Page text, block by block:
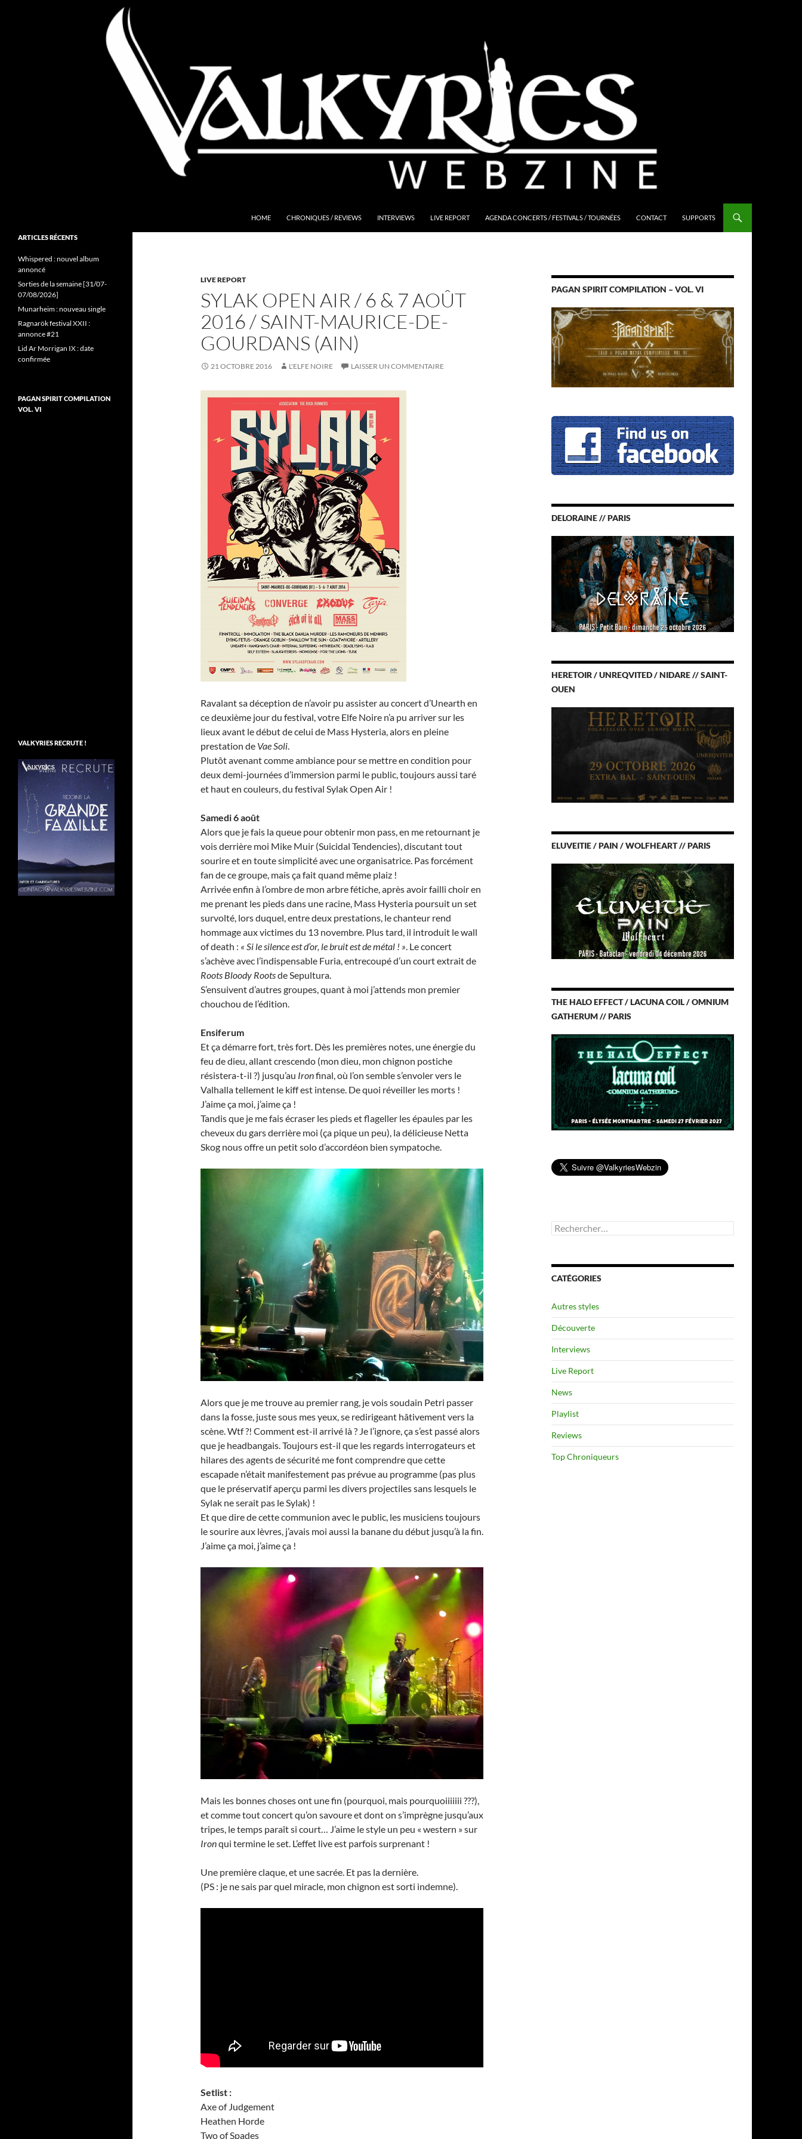
HOME CHRONIQUES / REVIEWS INTERVIEWS LIVE REPORT AGENDA CONCERTS / FESTIVALS / TOURNÉES CONTACT SUPPORTS
LIVE REPORT
SYLAK OPEN AIR / 6 & 7 AOÛT
2016 / SAINT-MAURICE-DE-
GOURDANS (AIN)
21 OCTOBRE 2016 L'ELFE NOIRE LAISSER UN COMMENTAIRE
Ravalant sa déception de n’avoir pu assister au concert d’Unearth en
ce deuxième jour du festival, votre Elfe Noire n’a pu arriver sur les
lieux avant le début de celui de Mass Hysteria, alors en pleine
prestation de Vae Soli.
Plutôt avenant comme ambiance pour se mettre en condition pour
deux demi-journées d’immersion parmi le public, toujours aussi taré
et haut en couleurs, du festival Sylak Open Air !
Samedi 6 août
Alors que je fais la queue pour obtenir mon pass, en me retournant je
vois derrière moi Mike Muir (Suicidal Tendencies), discutant tout
sourire et en toute simplicité avec une organisatrice. Pas forcément
fan de ce groupe, mais ça fait quand même plaiz !
Arrivée enfin à l’ombre de mon arbre fétiche, après avoir failli choir en
me prenant les pieds dans une racine, Mass Hysteria poursuit un set
survolté, lors duquel, entre deux prestations, le chanteur rend
hommage aux victimes du 13 novembre. Plus tard, il introduit le wall
of death : « Si le silence est d’or, le bruit est de métal ! ». Le concert
s’achève avec l’indispensable Furia, entrecoupé d’un court extrait de
Roots Bloody Rootsde Sepultura.
S’ensuivent d’autres groupes, quant à moi j’attends mon premier
chouchou de l’édition.
Ensiferum
Et ça démarre fort, très fort. Dès les premières notes, une énergie du
feu de dieu, allant crescendo (mon dieu, mon chignon postiche
résistera-t-il ?) jusqu’au Ironfinal, où l’on semble s’envoler vers le
Valhalla tellement le kiff est intense. De quoi réveiller les morts !
J’aime ça moi, j’aime ça !
Tandis que je me fais écraser les pieds et flageller les épaules par les
cheveux du gars derrière moi (ça pique un peu), la délicieuse Netta
Skog nous offre un petit solo d’accordéon bien sympatoche.
Alors que je me trouve au premier rang, je vois soudain Petri passer
dans la fosse, juste sous mes yeux, se redirigeant hâtivement vers la
scène. Wtf ?! Comment est-il arrivé là ? Je l’ignore, ça s’est passé alors
que je headbangais. Toujours est-il que les regards interrogateurs et
hilares des agents de sécurité me font comprendre que cette
escapade n’était manifestement pas prévue au programme (pas plus
que le préservatif aperçu parmi les divers projectiles sans lesquels le
Sylak ne serait pas le Sylak) !
Et que dire de cette communion avec le public, les musiciens toujours
le sourire aux lèvres, j’avais moi aussi la banane du début jusqu’à la fin.
J’aime ça moi, j’aime ça !
Mais les bonnes choses ont une fin (pourquoi, mais pourquoiiiiiii ???),
et comme tout concert qu’on savoure et dont on s’imprègne jusqu’aux
tripes, le temps paraît si court… J’aime le style un peu « western » sur
Ironqui termine le set. L’effet live est parfois surprenant !
Une première claque, et une sacrée. Et pas la dernière.
(PS : je ne sais par quel miracle, mon chignon est sorti indemne).
Setlist :
Axe of Judgement
Heathen Horde
Two of Spades
PAGAN SPIRIT COMPILATION – VOL. VI
DELORAINE // PARIS
HERETOIR / UNREQVITED / NIDARE // SAINT-
OUEN
ELUVEITIE / PAIN / WOLFHEART // PARIS
THE HALO EFFECT / LACUNA COIL / OMNIUM
GATHERUM // PARIS
Rechercher :
CATÉGORIES
Autres styles
Découverte
Interviews
Live Report
News
Playlist
Reviews
Top Chroniqueurs
Folk Pagan Webzine
ARTICLES RÉCENTS
Whispered : nouvel album
annoncé
Sorties de la semaine [31/07-
07/08/2026]
Munarheim : nouveau single
Ragnarök festival XXII :
annonce #21
Lid Ar Morrigan IX : date
confirmée
PAGAN SPIRIT COMPILATION
VOL. VI
VALKYRIES RECRUTE !